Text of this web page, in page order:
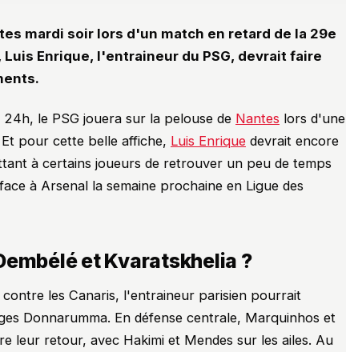
mardi soir lors d'un match en retard de la 29e
Luis Enrique, l'entraineur du PSG, devrait faire
le PSG jouera sur la pelouse de Nantes lors d'une
pour cette belle affiche, Luis Enrique devrait encore
à certains joueurs de retrouver un peu de temps
à Arsenal la semaine prochaine en Ligue des
et Kvaratskhelia ?
les Canaris, l'entraineur parisien pourrait
Donnarumma. En défense centrale, Marquinhos et
leur retour, avec Hakimi et Mendes sur les ailes. Au